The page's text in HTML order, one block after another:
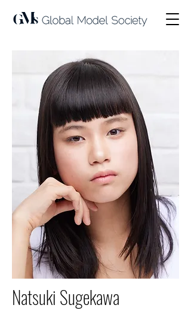
Natsuki Sugekawa